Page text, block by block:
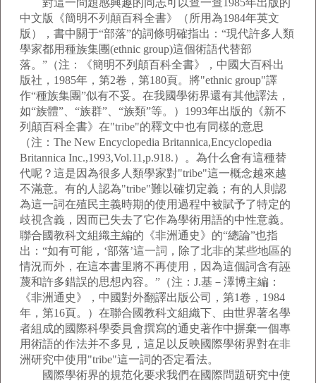
對這一問題感興趣的同志可以查一查1985年出版的
中文版《簡明不列顛百科全書》（所用為1984年英文
版），書中關于“部落”的詞條明確指出：“現代許多人類
學家都用種族集團(ethnic group)這個術語代替部
落。”（注：《簡明不列顛百科全書》，中國大百科出
版社，1985年，第2卷，第180頁。將"ethnic group"譯
作“種族集團”似有不妥。在我國學術界還有其他譯法，
如“族體”、“族群”、“族類”等。）1993年出版的《新不
列顛百科全書》在"tribe"的釋文中也有同樣的意思
（注：The New Encyclopedia Britannica,Encyclopedia
Britannica Inc.,1993,Vol.11,p.918.）。為什么會有這種替
代呢？這是因為很多人類學家對"tribe"這一概念越來越
不滿意。有的人認為"tribe"難以確切定義；有的人則認
為這一詞在殖民主義時期的使用過程中被賦予了特定的
歧視含義，因而已失去了它作為學術用語的中性意義。
聯合國教科文組織主編的《非洲通史》的“總論”也指
出：“如有可能，‘部落’這一詞，除了北非的某些地區的
情況而外，在這本書里將不再使用，因為這個詞含有誣
蔑和許多錯誤的思想內容。”（注：J.基－澤博主編：
《非洲通史》，中國對外翻譯出版公司，第1卷，1984
年，第16頁。）在聯合國教科文組織下、由世界著名學
者組成的國際科學委員會撰寫的通史著作中摒棄一個專
用術語的作法并不多見，這足以反映國際學術界對在非
洲研究中使用"tribe"這一詞的否定看法。
國際學術界的規范化要求我們在國際問題研究中使